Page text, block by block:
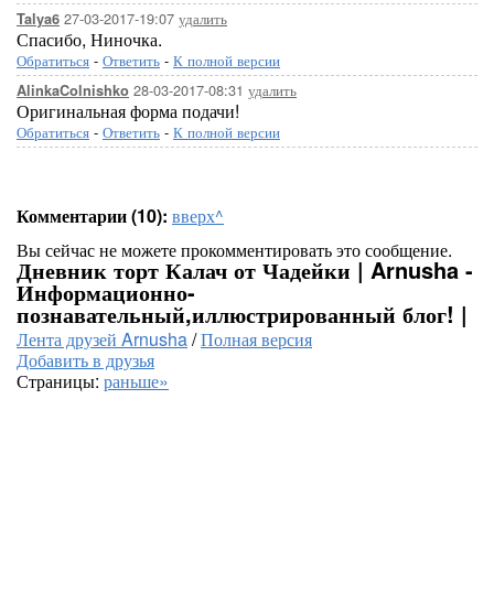
Talya6 27-03-2017-19:07 удалить
Спасибо, Ниночка.
Обратиться - Ответить - К полной версии
AlinkaColnishko 28-03-2017-08:31 удалить
Оригинальная форма подачи!
Обратиться - Ответить - К полной версии
Комментарии (10): вверх^
Вы сейчас не можете прокомментировать это сообщение.
Дневник торт Калач от Чадейки | Arnusha -
Информационно-
познавательный,иллюстрированный блог! |
Лента друзей Arnusha/Полная версия
Добавить в друзья
Страницы: раньше»